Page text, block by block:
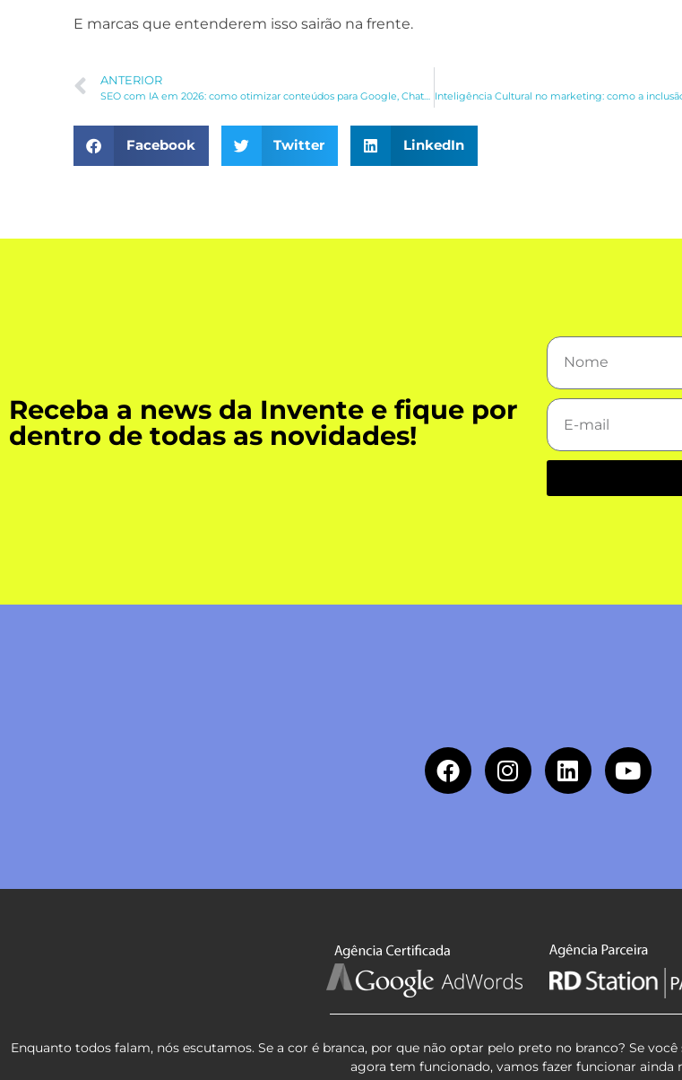
E marcas que entenderem isso sairão na frente.
ANTERIOR
Facebook Twitter LinkedIn
Receba a news da Invente e fique por
dentro de todas as novidades!
Enquanto todos falam, nós escutamos. Se a cor é branca, por que não optar pelo preto no branco? Se
agora tem funcionado, vamos fazer funcionar ainda